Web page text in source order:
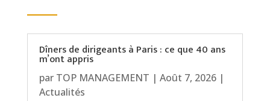
Dîners de dirigeants à Paris : ce que 40 ans
m’ont appris
par TOP MANAGEMENT | Août 7, 2026|
Actualités